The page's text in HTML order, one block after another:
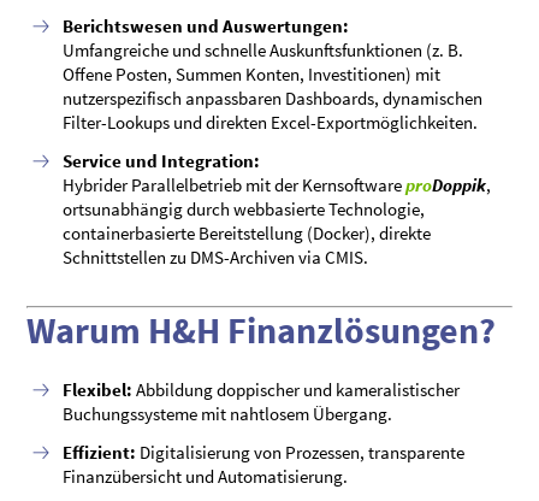
Berichtswesen und Auswertungen:
Umfangreiche und schnelle Auskunftsfunktionen (z. B.
Offene Posten, Summen Konten, Investitionen) mit
nutzerspezifisch anpassbaren Dashboards, dynamischen
Filter-Lookups und direkten Excel-Exportmöglichkeiten.
Service und Integration:
Hybrider Parallelbetrieb mit der KernsoftwareproDoppik,
ortsunabhängig durch webbasierte Technologie,
containerbasierte Bereitstellung (Docker), direkte
Schnittstellen zu DMS-Archiven via CMIS.
Warum H&H Finanzlösungen?
Flexibel: Abbildung doppischer und kameralistischer
Buchungssysteme mit nahtlosem Übergang.
Effizient: Digitalisierung von Prozessen, transparente
Finanzübersicht und Automatisierung.